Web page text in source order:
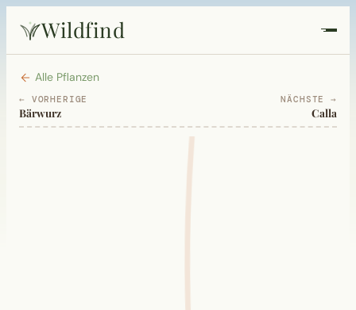
Wildfind
Startseite
Pflanzen
Alle Pflanzen
← VORHERIGE
Bärwurz
NÄCHSTE →
Calla